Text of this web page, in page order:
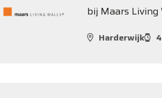
bij Maars
Harderwijk